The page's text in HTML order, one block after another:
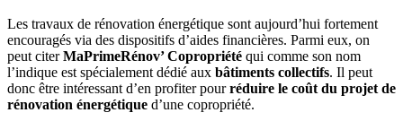
Les travaux de rénovation énergétique sont aujourd’hui fortement
encouragés via des dispositifs d’aides financières. Parmi eux, on
peut citerMaPrimeRénov’ Copropriété qui comme son nom
l’indique est spécialement dédié aux bâtiments collectifs. Il peut
donc être intéressant d’en profiter pourréduire le coût du projet de
rénovation énergétique d’une copropriété.